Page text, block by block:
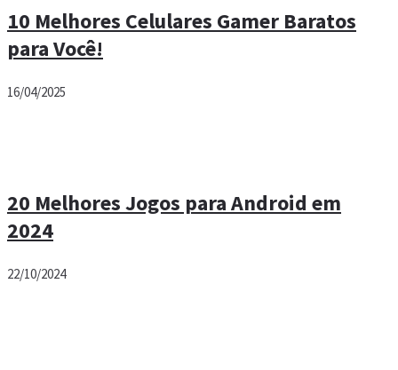
10 Melhores Celulares Gamer Baratos
para Você!
16/04/2025
20 Melhores Jogos para Android em
2024
22/10/2024